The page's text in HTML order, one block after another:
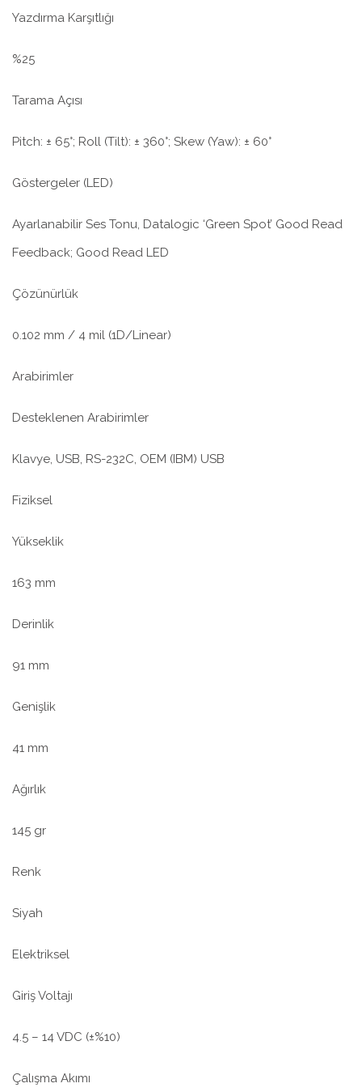
Yazdırma Karşıtlığı
%25
Tarama Açısı
Pitch: ± 65°; Roll (Tilt): ± 360°; Skew (Yaw): ± 60°
Göstergeler (LED)
Ayarlanabilir Ses Tonu, Datalogic ‘Green Spot’ Good Read
Feedback; Good Read LED
Çözünürlük
0.102 mm / 4 mil (1D/Linear)
Arabirimler
Desteklenen Arabirimler
Klavye, USB, RS-232C, OEM (IBM) USB
Fiziksel
Yükseklik
163 mm
Derinlik
91 mm
Genişlik
41 mm
Ağırlık
145 gr
Renk
Siyah
Elektriksel
Giriş Voltajı
4.5 – 14 VDC (±%10)
Çalışma Akımı